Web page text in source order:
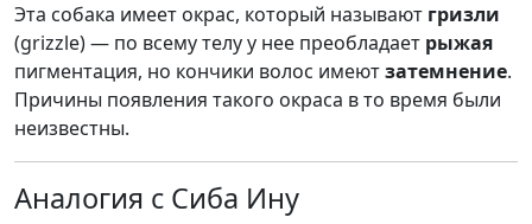
Эта собака имеет окрас, который называют гризли
(grizzle) — по всему телу у нее преобладает рыжая
пигментация, но кончики волос имеютзатемнение.
Причины появления такого окраса в то время были
неизвестны.
Аналогия с Сиба Ину